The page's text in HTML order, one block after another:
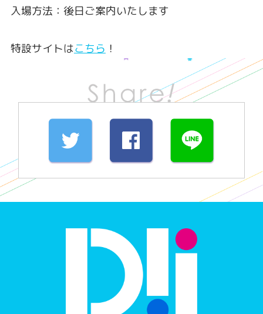
入場方法：後日ご案内いたします
特設サイトはこちら ！